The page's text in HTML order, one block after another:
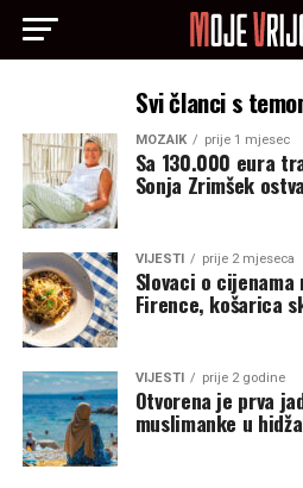
Svi članci s
MOZAIK prije 1 mjesec
Sa 130.000 eura
Sonja Zrimšek
VIJESTI prije 2 mjeseca
Slovaci o cijenama
Firence, košarica
VIJESTI prije 2 godine
Otvorena je prva
muslimanke u